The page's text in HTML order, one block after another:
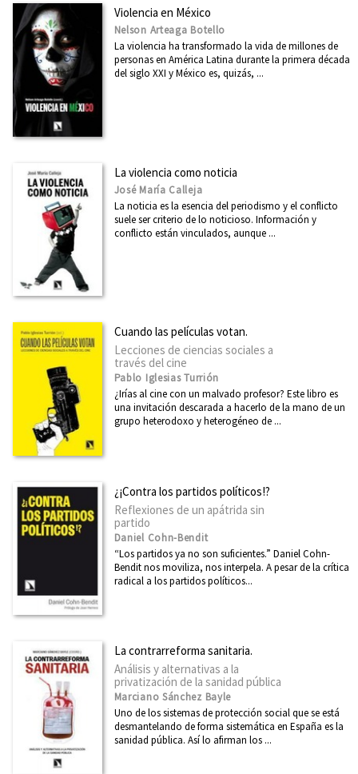
Violencia en México
Nelson Arteaga Botello
La violencia ha transformado la vida de millones de
personas en América Latina durante la primera década
del siglo XXI y México es, quizás, ...
La violencia como noticia
José María Calleja
La noticia es la esencia del periodismo y el conflicto
suele ser criterio de lo noticioso. Información y
conflicto están vinculados, aunque ...
Cuando las películas votan.
Lecciones de ciencias sociales a
través del cine
Pablo Iglesias Turrión
¿Irías al cine con un malvado profesor? Este libro es
una invitación descarada a hacerlo de la mano de un
grupo heterodoxo y heterogéneo de ...
¿¡Contra los partidos políticos!?
Reflexiones de un apátrida sin
partido
Daniel Cohn-Bendit
“Los partidos ya no son suficientes.” Daniel Cohn-
Bendit nos moviliza, nos interpela. A pesar de la crítica
radical a los partidos políticos...
La contrarreforma sanitaria.
Análisis y alternativas a la
privatización de la sanidad pública
Marciano Sánchez Bayle
Uno de los sistemas de protección social que se está
desmantelando de forma sistemática en España es la
sanidad pública. Así lo afirman los ...